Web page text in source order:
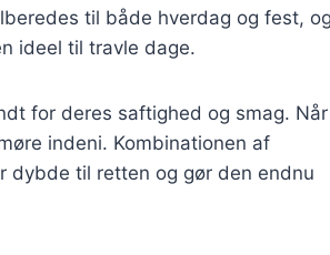
til både hverdag og fest, og
ideel til travle dage.
for deres saftighed og smag. Når
indeni. Kombinationen af
dybde til retten og gør den endnu